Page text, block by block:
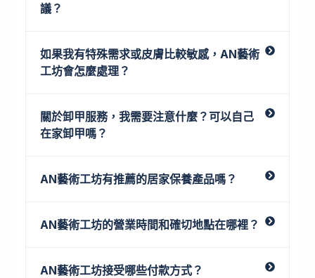
議？
如果我有特殊需求或皮膚比較敏感，AN藝術
工坊會怎麼處理？
關於卸甲服務，我需要注意什麼？可以自己
在家卸甲嗎？
AN藝術工坊有推薦的居家保養產品嗎？
AN藝術工坊的營業時間和確切地點在哪裡？
AN藝術工坊接受哪些付款方式？